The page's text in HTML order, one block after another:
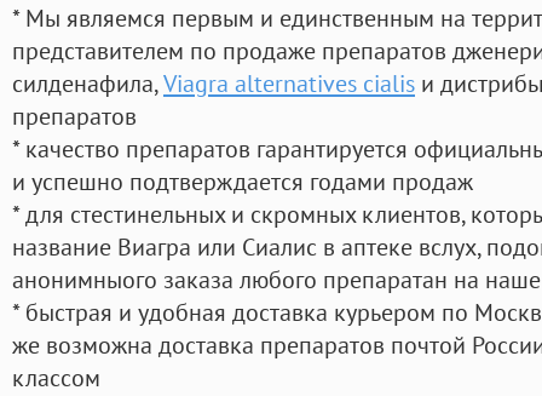
* Мы являемся первым и единственным на
представителем по продаже препаратов
силденафила,Viagra alternatives cialis и
препаратов
* качество препаратов гарантируется
и успешно подтверждается годами продаж
* для стестинельных и скромных клиентов,
название Виагра или Сиалис в аптеке вслух,
анонимныого заказа любого препаратан на
* быстрая и удобная доставка курьером по
же возможна доставка препаратов почтой
классом